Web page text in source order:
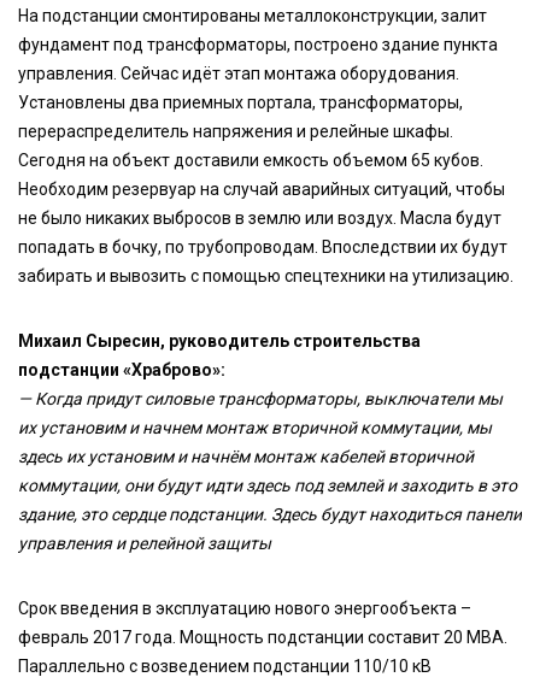
На подстанции смонтированы металлоконструкции, залит
фундамент под трансформаторы, построено здание пункта
управления. Сейчас идёт этап монтажа оборудования.
Установлены два приемных портала, трансформаторы,
перераспределитель напряжения и релейные шкафы.
Сегодня на объект доставили емкость объемом 65 кубов.
Необходим резервуар на случай аварийных ситуаций, чтобы
не было никаких выбросов в землю или воздух. Масла будут
попадать в бочку, по трубопроводам. Впоследствии их будут
забирать и вывозить с помощью спецтехники на утилизацию.
Михаил Сыресин, руководитель строительства
подстанции «Храброво»:
— Когда придут силовые трансформаторы, выключатели мы
их установим и начнем монтаж вторичной коммутации, мы
здесь их установим и начнём монтаж кабелей вторичной
коммутации, они будут идти здесь под землей и заходить в это
здание, это сердце подстанции. Здесь будут находиться панели
управления и релейной защиты
Срок введения в эксплуатацию нового энергообъекта –
февраль 2017 года. Мощность подстанции составит 20 МВА.
Параллельно с возведением подстанции 110/10 кВ